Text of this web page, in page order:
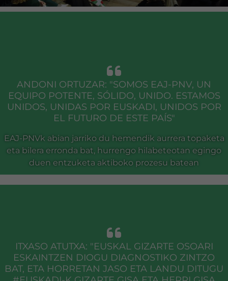
ANDONI ORTUZAR: "SOMOS EAJ-PNV, UN
EQUIPO POTENTE, SÓLIDO, UNIDO. ESTAMOS
UNIDOS, UNIDAS POR EUSKADI, UNIDOS POR
EL FUTURO DE ESTE PAÍS"
EAJ-PNVk abian jarriko du hemendik aurrera topaketa
eta bilera erronda bat, hurrengo hilabeteotan egingo
duen entzuketa aktiboko prozesu batean
ITXASO ATUTXA: "EUSKAL GIZARTE OSOARI
ESKAINTZEN DIOGU DIAGNOSTIKO ZINTZO
BAT, ETA HORRETAN JASO ETA LANDU DITUGU